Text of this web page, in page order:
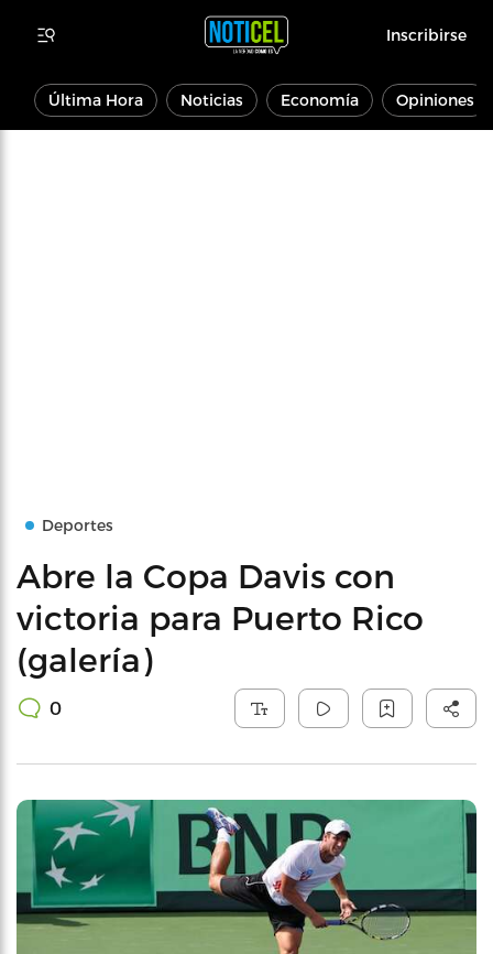
Inscribirse
Última Hora Noticias Economía Opiniones
Deportes
Abre la Copa Davis con
victoria para Puerto Rico
(galería)
0